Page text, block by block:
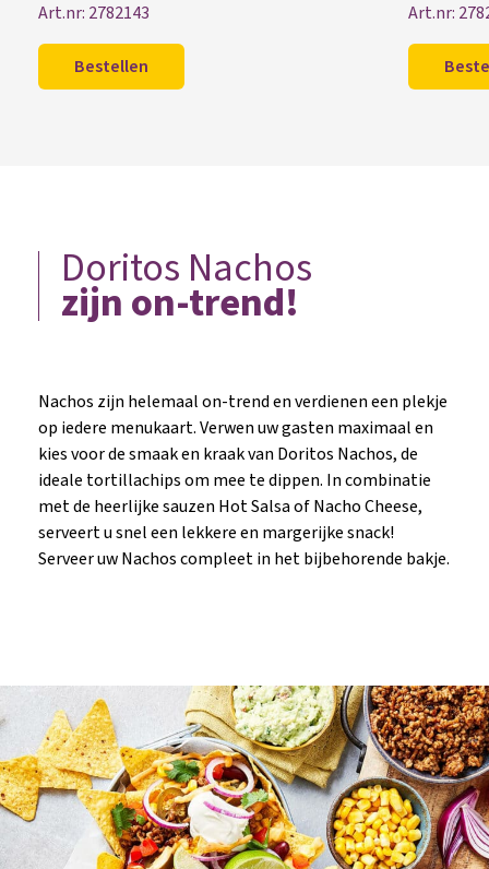
Art.nr: 2782143
Bestellen
Art.nr:
Doritos Nachos
zijn on-trend!
Nachos zijn helemaal on-trend en verdienen een plekje
op iedere menukaart. Verwen uw gasten maximaal en
kies voor de smaak en kraak van Doritos Nachos, de
ideale tortillachips om mee te dippen. In combinatie
met de heerlijke sauzen Hot Salsa of Nacho Cheese,
serveert u snel een lekkere en margerijke snack!
Serveer uw Nachos compleet in het bijbehorende bakje.